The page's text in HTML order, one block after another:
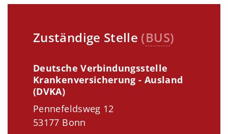
Zuständige Stelle (BUS)
Deutsche Verbindungsstelle
Krankenversicherung - Ausland
(DVKA)
Pennefeldsweg 12
53177 Bonn